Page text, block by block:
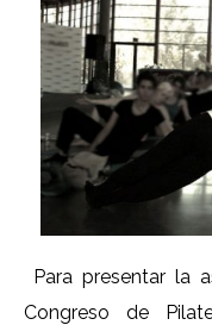
Para presentar la
Congreso de